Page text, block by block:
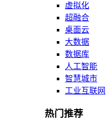
虚拟化
超融合
桌面云
大数据
数据库
人工智能
智慧城市
工业互联网
热门推荐